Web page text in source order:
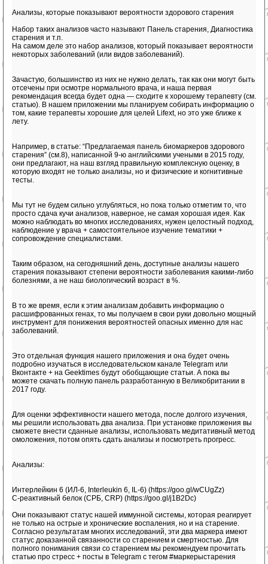
Анализы, которые показывают вероятности здорового старения
Набор таких анализов часто называют Панель старения, Диагностика
старения и т.п.
На самом деле это набор анализов, который показывает вероятности
некоторых заболеваний (или видов заболеваний).
Зачастую, большинство из них не нужно делать, так как они могут быть
отсечены при осмотре нормального врача, и наша первая
рекомендация всегда будет одна — сходите к хорошему терапевту (см.
статью). В нашем приложении мы планируем собирать информацию о
том, какие терапевты хорошие для целей Lifext, но это уже ближе к
лету.
Например, в статье: “Предлагаемая панель биомаркеров здорового
старения” (см.8), написанной 9-ю английскими учеными в 2015 году,
они предлагают, на наш взгляд правильную комплексную оценку, в
которую входят не только анализы, но и физические и когнитивные
тесты.
Мы тут не будем сильно углубляться, но пока только отметим то, что
просто сдача кучи анализов, наверное, не самая хорошая идея. Как
можно наблюдать во многих исследованиях, нужен целостный подход,
наблюдение у врача + самостоятельное изучение тематики +
сопровождение специалистами.
Таким образом, на сегодняшний день, доступные анализы нашего
старения показывают степени вероятности заболевания какими-либо
болезнями, а не наш биологический возраст в %.
В то же время, если к этим анализам добавить информацию о
расшифрованных генах, то мы получаем в свои руки довольно мощный
инструмент для понижения вероятностей опасных именно для нас
заболеваний.
Это отдельная функция нашего приложения и она будет очень
подробно изучаться в исследовательском канале Telegram или
Вконтакте + на Geektimes будут обобщающие статьи. А пока вы
можете скачать полную панель разработанную в Великобритании в
2017 году.
Для оценки эффективности нашего метода, после долгого изучения,
мы решили использовать два анализа. При установке приложения вы
сможете внести сданные анализы, использовать медитативный метод
омоложения, потом опять сдать анализы и посмотреть прогресс.
Анализы:
Интерлейкин 6 (ИЛ-6, Interleukin 6, IL-6) (https://goo.gl/wCUgZz)
С-реактивный белок (СРБ, CRP) (https://goo.gl/j1B2Dc)
Они показывают статус нашей иммунной системы, которая реагирует
не только на острые и хронические воспаления, но и на старение.
Согласно результатам многих исследований, эти два маркера имеют
статус доказанной связанности со старением и смертностью. Для
полного понимания связи со старением мы рекомендуем прочитать
статью про стресс + посты в Telegram с тегом #маркерыстарения